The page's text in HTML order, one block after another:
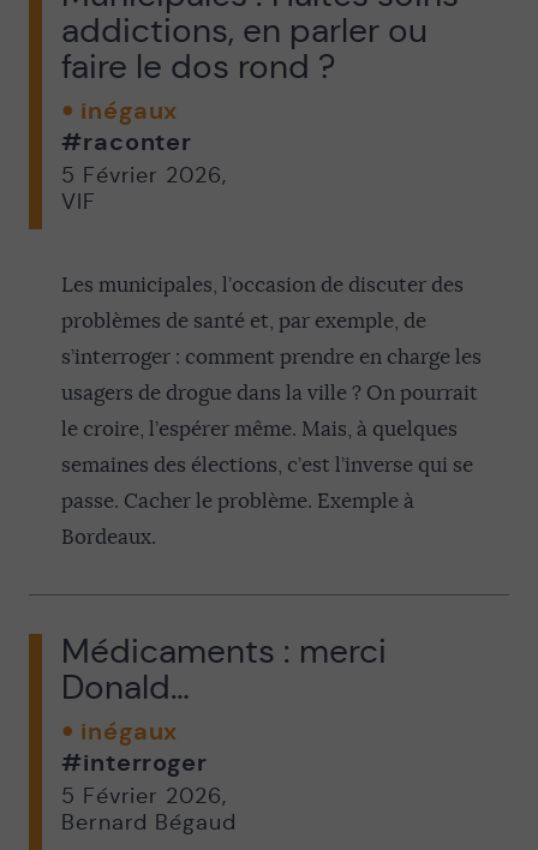
addictions, en parler ou
faire le dos rond ?
inégaux
#raconter
5 Février 2026,
VIF
Les municipales, l’occasion de discuter des
problèmes de santé et, par exemple, de
s’interroger : comment prendre en charge les
usagers de drogue dans la ville ? On pourrait
le croire, l’espérer même. Mais, à quelques
semaines des élections, c’est l’inverse qui se
passe. Cacher le problème. Exemple à
Bordeaux.
Médicaments : merci
Donald…
inégaux
#interroger
5 Février 2026,
Bernard Bégaud